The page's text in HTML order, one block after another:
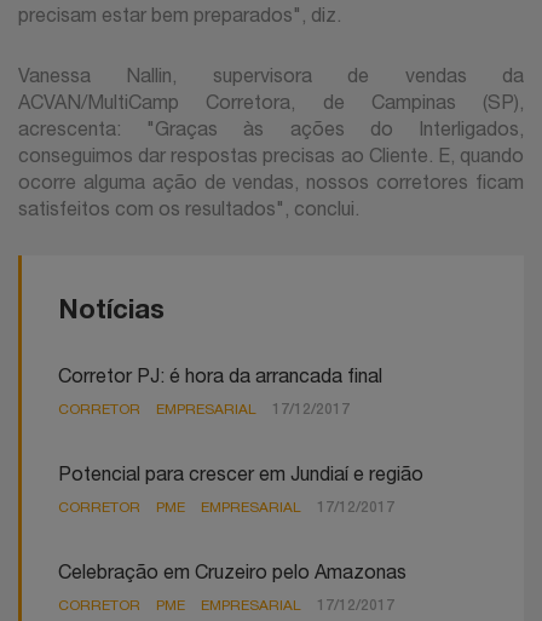
precisam estar bem preparados", diz.
Vanessa Nallin, supervisora de vendas da
ACVAN/MultiCamp Corretora, de Campinas (SP),
acrescenta: "Graças às ações do Interligados,
conseguimos dar respostas precisas ao Cliente. E, quando
ocorre alguma ação de vendas, nossos corretores ficam
satisfeitos com os resultados", conclui.
Notícias
Corretor PJ: é hora da arrancada final
CORRETOR EMPRESARIAL 17/12/2017
Potencial para crescer em Jundiaí e região
CORRETOR PME EMPRESARIAL 17/12/2017
Celebração em Cruzeiro pelo Amazonas
CORRETOR PME EMPRESARIAL 17/12/2017